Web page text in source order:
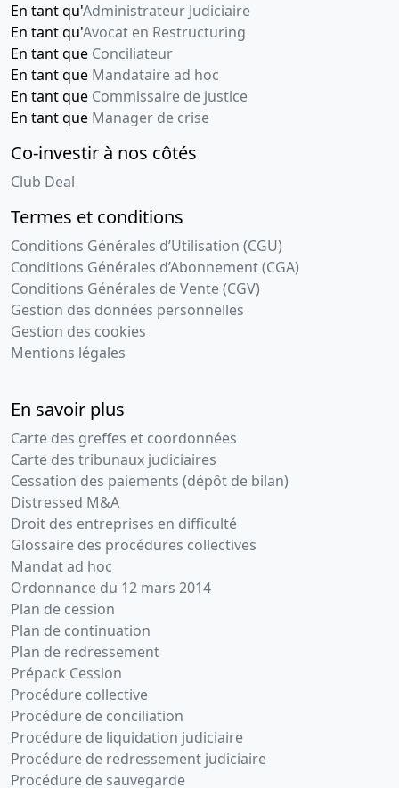
En tant qu'Administrateur Judiciaire
En tant qu'Avocat en Restructuring
En tant que Conciliateur
En tant que Mandataire ad hoc
En tant que Commissaire de justice
En tant que Manager de crise
Co-investir à nos côtés
Club Deal
Termes et conditions
Conditions Générales d’Utilisation (CGU)
Conditions Générales d’Abonnement (CGA)
Conditions Générales de Vente (CGV)
Gestion des données personnelles
Gestion des cookies
Mentions légales
En savoir plus
Carte des greffes et coordonnées
Carte des tribunaux judiciaires
Cessation des paiements (dépôt de bilan)
Distressed M&A
Droit des entreprises en difficulté
Glossaire des procédures collectives
Mandat ad hoc
Ordonnance du 12 mars 2014
Plan de cession
Plan de continuation
Plan de redressement
Prépack Cession
Procédure collective
Procédure de conciliation
Procédure de liquidation judiciaire
Procédure de redressement judiciaire
Procédure de sauvegarde